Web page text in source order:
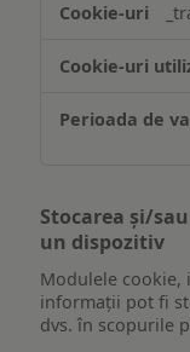
Stocarea și/
un dispozitiv
Modulele cookie,
informații pot fi
dvs. în scopurile